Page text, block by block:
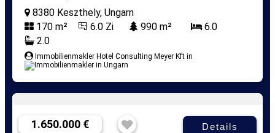
8380 Keszthely, Ungarn
170 m²
6.0 Zi 990 m²
6.0
2.0
Immobilienmakler Hotel Consulting Meyer Kft in
1.650.000 € Details